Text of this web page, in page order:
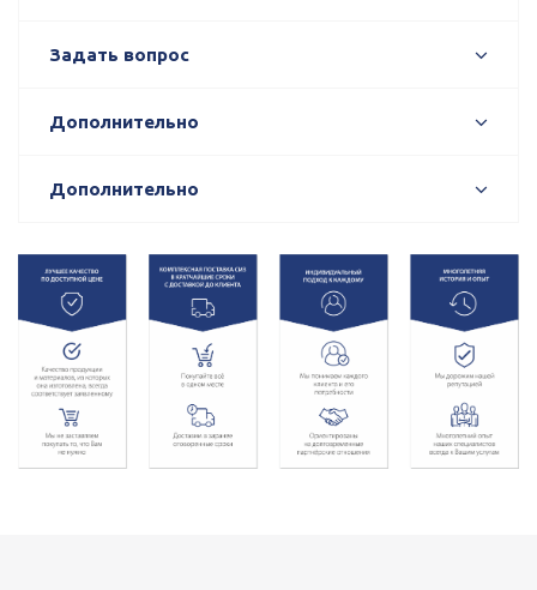
Задать вопрос
Дополнительно
Дополнительно